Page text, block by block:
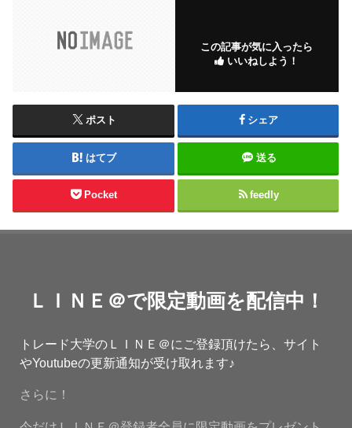
この記事が気に入ったら
いいねしよう！
ポスト シェア
はてブ 送る
Pocket feedly
ＬＩＮＥ＠で限定動画を配信中！
トレード大学のＬＩＮＥ＠にご登録頂けたら、サイト
やYoutubeの更新通知が受け取れます♪
さらに！